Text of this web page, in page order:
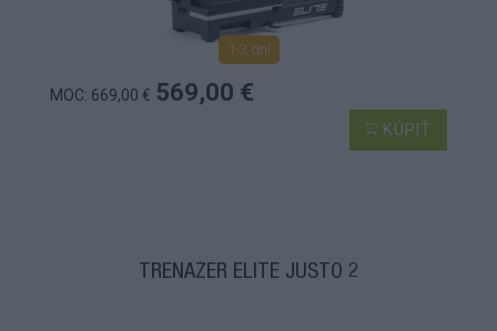
1-3 dní
MOC: 669,00 € 569,00 €
KÚPIŤ
TRENAŽÉR ELITE JUSTO 2